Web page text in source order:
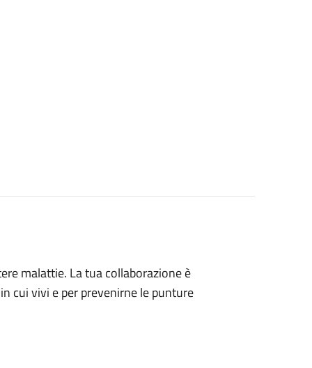
malattie. La tua collaborazione è
cui vivi e per prevenirne le punture